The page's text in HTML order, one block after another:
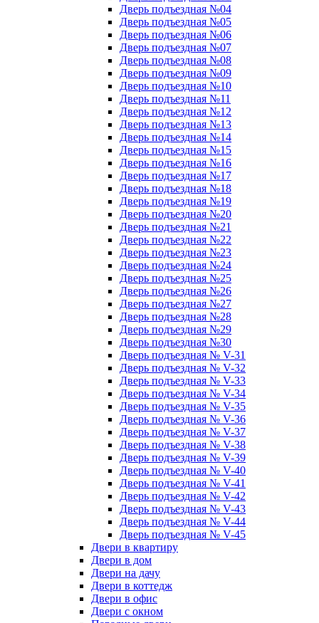
Дверь подъездная №04
Дверь подъездная №05
Дверь подъездная №06
Дверь подъездная №07
Дверь подъездная №08
Дверь подъездная №09
Дверь подъездная №10
Дверь подъездная №11
Дверь подъездная №12
Дверь подъездная №13
Дверь подъездная №14
Дверь подъездная №15
Дверь подъездная №16
Дверь подъездная №17
Дверь подъездная №18
Дверь подъездная №19
Дверь подъездная №20
Дверь подъездная №21
Дверь подъездная №22
Дверь подъездная №23
Дверь подъездная №24
Дверь подъездная №25
Дверь подъездная №26
Дверь подъездная №27
Дверь подъездная №28
Дверь подъездная №29
Дверь подъездная №30
Дверь подъездная № V-31
Дверь подъездная № V-32
Дверь подъездная № V-33
Дверь подъездная № V-34
Дверь подъездная № V-35
Дверь подъездная № V-36
Дверь подъездная № V-37
Дверь подъездная № V-38
Дверь подъездная № V-39
Дверь подъездная № V-40
Дверь подъездная № V-41
Дверь подъездная № V-42
Дверь подъездная № V-43
Дверь подъездная № V-44
Дверь подъездная № V-45
Двери в квартиру
Двери в дом
Двери на дачу
Двери в коттедж
Двери в офис
Двери с окном